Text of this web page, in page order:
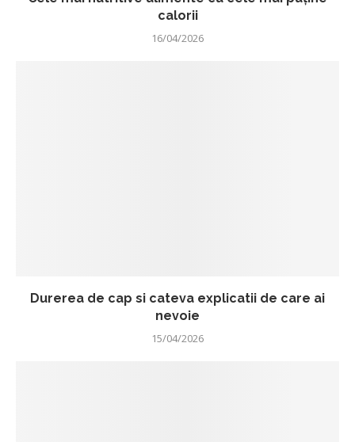
calorii
16/04/2026
Durerea de cap si cateva explicatii de care ai
nevoie
15/04/2026